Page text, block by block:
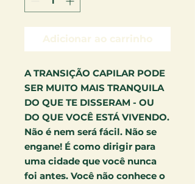
Adicionar ao carrinho
A TRANSIÇÃO CAPILAR PODE
SER MUITO MAIS TRANQUILA
DO QUE TE DISSERAM - OU
DO QUE VOCÊ ESTÁ VIVENDO.
Não é nem será fácil. Não se
engane! É como dirigir para
uma cidade que você nunca
foi antes. Você não conhece o